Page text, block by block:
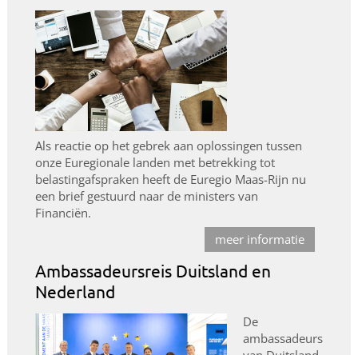
Als reactie op het gebrek aan oplossingen tussen
onze Euregionale landen met betrekking tot
belastingafspraken heeft de Euregio Maas-Rijn nu
een brief gestuurd naar de ministers van
Financiën.
meer informatie
Ambassadeursreis Duitsland en
Nederland
De
ambassadeurs